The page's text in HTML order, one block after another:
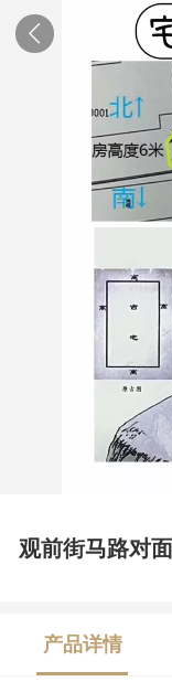
观前街马路对
产品详情